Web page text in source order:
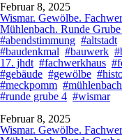
Februar 8, 2025
Wismar. Gewölbe.
Mühlenbach. Runde
#abendstimmung #altstadt
#baudenkmal #bauwerk
17. jhdt #fachwerkhaus
#gebäude #gewölbe
#meckpomm #mühlenbach
#runde grube 4 #wismar
Februar 8, 2025
Wismar. Gewölbe.